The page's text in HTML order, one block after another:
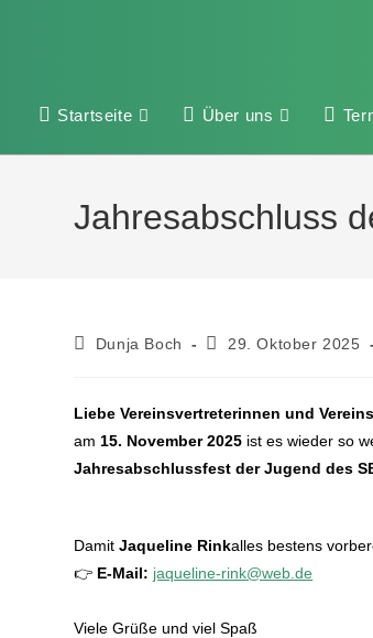
Startseite Über uns
Jahresabschluss
Dunja Boch 29. Oktober 2025
Liebe Vereinsvertreterinnen und
am 15. November 2025 ist es wieder so
Jahresabschlussfest der Jugend des
DamitJaqueline Rinkalles bestens
👉 E-Mail: jaqueline-rink@web.de
Viele Grüße und viel Spaß